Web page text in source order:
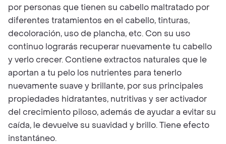
por personas que tienen su cabello maltratado por
diferentes tratamientos en el cabello, tinturas,
decoloración, uso de plancha, etc. Con su uso
continuo lograrás recuperar nuevamente tu cabello
y verlo crecer. Contiene extractos naturales que le
aportan a tu pelo los nutrientes para tenerlo
nuevamente suave y brillante, por sus principales
propiedades hidratantes, nutritivas y ser activador
del crecimiento piloso, además de ayudar a evitar su
caída, le devuelve su suavidad y brillo. Tiene efecto
instantáneo.